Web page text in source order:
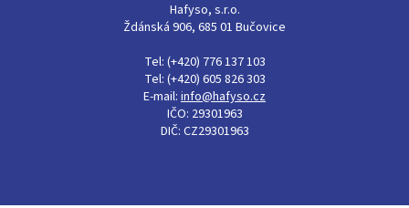
Hafyso, s.r.o.
Ždánská 906, 685 01 Bučovice
Tel: (+420) 776 137 103
Tel: (+420) 605 826 303
E-mail: info@hafyso.cz
IČO: 29301963
DIČ: CZ29301963